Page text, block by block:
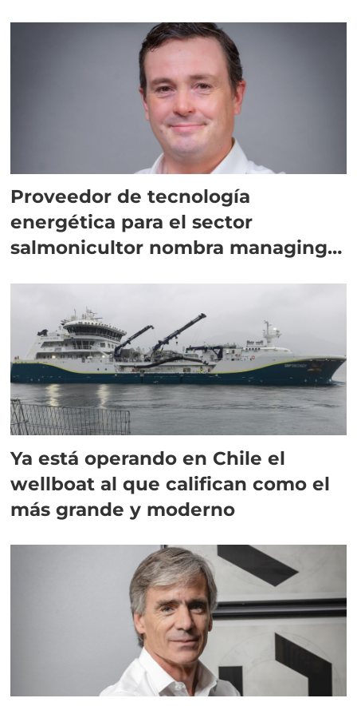
Proveedor de tecnología
energética para el sector
salmonicultor nombra managing
Ya está operando en Chile el
wellboat al que califican como el
más grande y moderno